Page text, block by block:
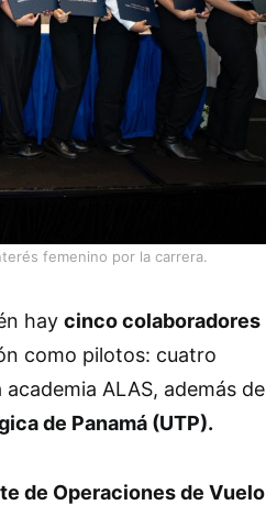
femenino por la carrera.
hay cinco colaboradores
como pilotos: cuatro
ALAS, además de
de Panamá (UTP).
de Operaciones de Vuelo